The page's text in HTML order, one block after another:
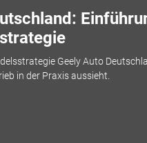
Geely Auto
in der Praxis aussieht.